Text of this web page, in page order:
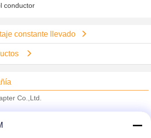
conductor
constante llevado
Co.,Ltd.
Verified Suplier